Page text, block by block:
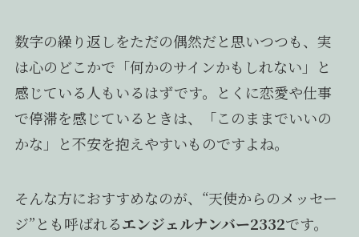
数字の繰り返しをただの偶然だと思いつつも、実
は心のどこかで「何かのサインかもしれない」と
感じている人もいるはずです。とくに恋愛や仕事
で停滞を感じているときは、「このままでいいの
かな」と不安を抱えやすいものですよね。
そんな方におすすめなのが、“天使からのメッセー
ジ”とも呼ばれるエンジェルナンバー2332です。